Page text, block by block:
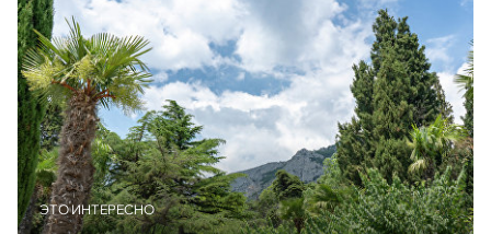
ЭТО ИНТЕРЕСНО